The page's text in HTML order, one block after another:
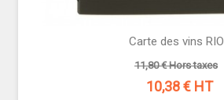
Carte des vins RIO
11,80 € Hors taxes
10,38€ HT